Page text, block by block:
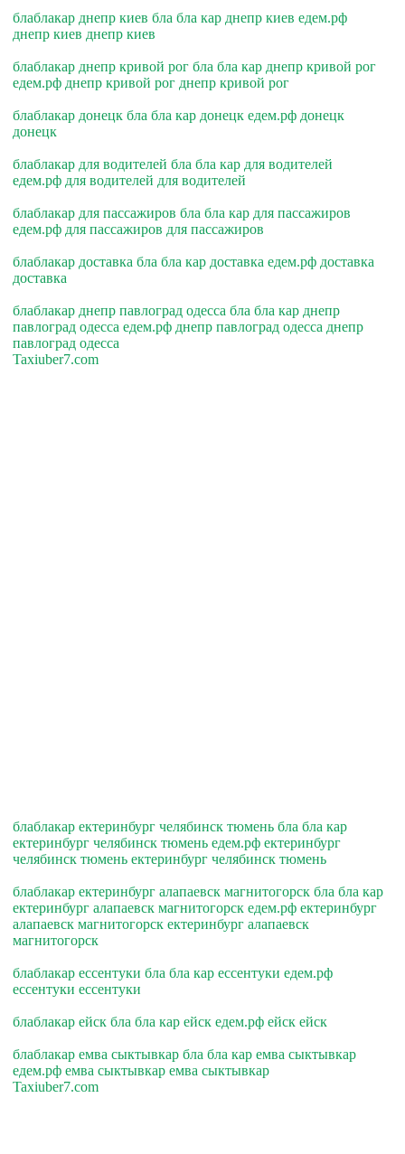
блаблакар днепр киев бла бла кар днепр киев едем.рф
днепр киев днепр киев
блаблакар днепр кривой рог бла бла кар днепр кривой рог
едем.рф днепр кривой рог днепр кривой рог
блаблакар донецк бла бла кар донецк едем.рф донецк
донецк
блаблакар для водителей бла бла кар для водителей
едем.рф для водителей для водителей
блаблакар для пассажиров бла бла кар для пассажиров
едем.рф для пассажиров для пассажиров
блаблакар доставка бла бла кар доставка едем.рф доставка
доставка
блаблакар днепр павлоград одесса бла бла кар днепр
павлоград одесса едем.рф днепр павлоград одесса днепр
павлоград одесса
Taxiuber7.com
блаблакар ектеринбург челябинск тюмень бла бла кар
ектеринбург челябинск тюмень едем.рф ектеринбург
челябинск тюмень ектеринбург челябинск тюмень
блаблакар ектеринбург алапаевск магнитогорск бла бла кар
ектеринбург алапаевск магнитогорск едем.рф ектеринбург
алапаевск магнитогорск ектеринбург алапаевск
магнитогорск
блаблакар ессентуки бла бла кар ессентуки едем.рф
ессентуки ессентуки
блаблакар ейск бла бла кар ейск едем.рф ейск ейск
блаблакар емва сыктывкар бла бла кар емва сыктывкар
едем.рф емва сыктывкар емва сыктывкар
Taxiuber7.com